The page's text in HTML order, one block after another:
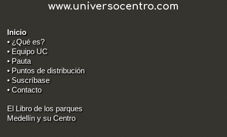
www.universocentro.com
Inicio
• ¿Qué es?
• Equipo UC
• Pauta
• Puntos de distribución
• Suscríbase
• Contacto
El Libro de los parques
Medellín y su Centro